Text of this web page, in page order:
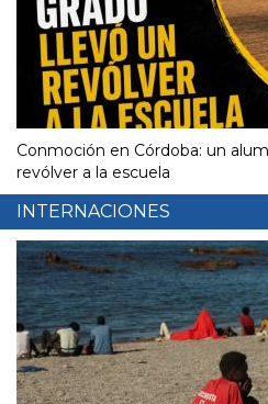
Conmoción en Córdoba: un
revólver a la escuela
INTERNACIONES